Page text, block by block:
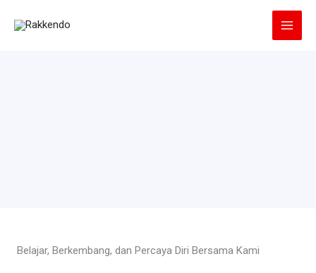
Belajar, Berkembang, dan Percaya Diri Bersama Kami